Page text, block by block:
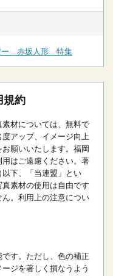
ー 赤坂人形 特集
規約
材については、無料で
度アップ、イメージ向上
願いいたします。 福岡
はご遠慮ください。 著
下、「当連盟」とい
素材の使用は自由です
。 利用上の注意につい
す。ただし、色の補正
ジを著しく損なうよう